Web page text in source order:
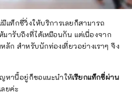
แท็กซี่วิ่งให้บริการเลยก็สามารถ
ารับถึงที่ได้เหมือนกัน แต่เนื่องจาก
ลัก สำหรับนักท่องเที่ยวอย่างเราๆ จึง
หานี้อยู่ก็ขอแนะนำให้เรียกแท็กซี่ผ่าน
ยค่ะ